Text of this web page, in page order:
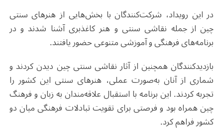
در این رویداد، شرکت‌کنندگان با بخش‌هایی از هنرهای سنتی
چین از جمله نقاشی سنتی و هنر کاغذبری آشنا شدند و در
برنامه‌های فرهنگی و آموزشی متنوعی حضور یافتند.
بازدیدکنندگان همچنین از آثار نقاشی سنتی چین دیدن کردند و
شماری از آنان به‌صورت عملی، هنرهای سنتی این کشور را
تجربه کردند. این برنامه با استقبال علاقه‌مندان به زبان و فرهنگ
چین همراه بود و فرصتی برای تقویت تبادلات فرهنگی میان دو
کشور فراهم کرد.